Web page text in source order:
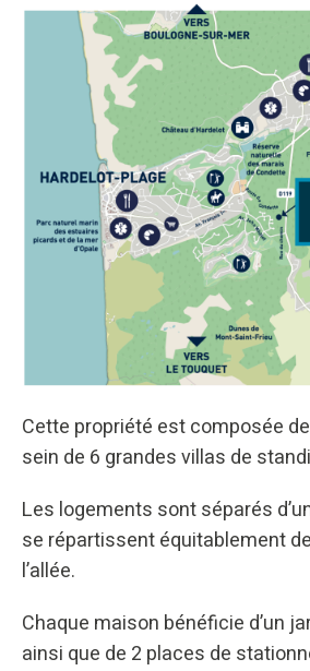
Cette propriété est composée
sein de 6 grandes villas de
Les logements sont séparés
se répartissent équitablement
l’allée.
Chaque maison bénéficie d’un
ainsi que de 2 places de